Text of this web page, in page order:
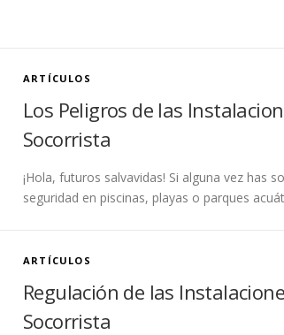
ARTÍCULOS
Los Peligros de las
Socorrista
¡Hola, futuros salvavidas! Si alguna vez has
seguridad en piscinas, playas o parques
ARTÍCULOS
Regulación de las
Socorrista